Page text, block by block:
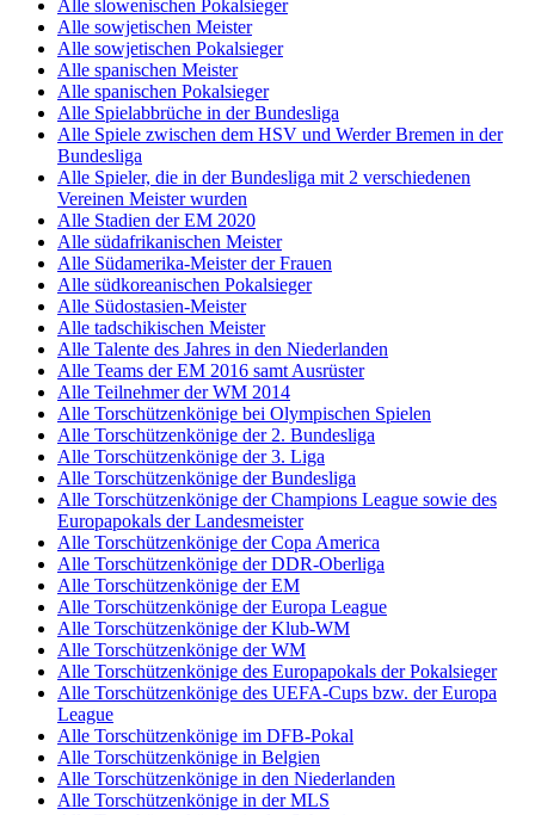
Alle slowenischen Pokalsieger
Alle sowjetischen Meister
Alle sowjetischen Pokalsieger
Alle spanischen Meister
Alle spanischen Pokalsieger
Alle Spielabbrüche in der Bundesliga
Alle Spiele zwischen dem HSV und Werder Bremen in der
Bundesliga
Alle Spieler, die in der Bundesliga mit 2 verschiedenen
Vereinen Meister wurden
Alle Stadien der EM 2020
Alle südafrikanischen Meister
Alle Südamerika-Meister der Frauen
Alle südkoreanischen Pokalsieger
Alle Südostasien-Meister
Alle tadschikischen Meister
Alle Talente des Jahres in den Niederlanden
Alle Teams der EM 2016 samt Ausrüster
Alle Teilnehmer der WM 2014
Alle Torschützenkönige bei Olympischen Spielen
Alle Torschützenkönige der 2. Bundesliga
Alle Torschützenkönige der 3. Liga
Alle Torschützenkönige der Bundesliga
Alle Torschützenkönige der Champions League sowie des
Europapokals der Landesmeister
Alle Torschützenkönige der Copa America
Alle Torschützenkönige der DDR-Oberliga
Alle Torschützenkönige der EM
Alle Torschützenkönige der Europa League
Alle Torschützenkönige der Klub-WM
Alle Torschützenkönige der WM
Alle Torschützenkönige des Europapokals der Pokalsieger
Alle Torschützenkönige des UEFA-Cups bzw. der Europa
League
Alle Torschützenkönige im DFB-Pokal
Alle Torschützenkönige in Belgien
Alle Torschützenkönige in den Niederlanden
Alle Torschützenkönige in der MLS